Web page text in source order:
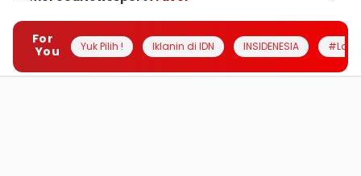
For
You
Yuk Pilih ! Iklanin di IDN INSIDENESIA